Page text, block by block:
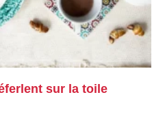
sur la toile